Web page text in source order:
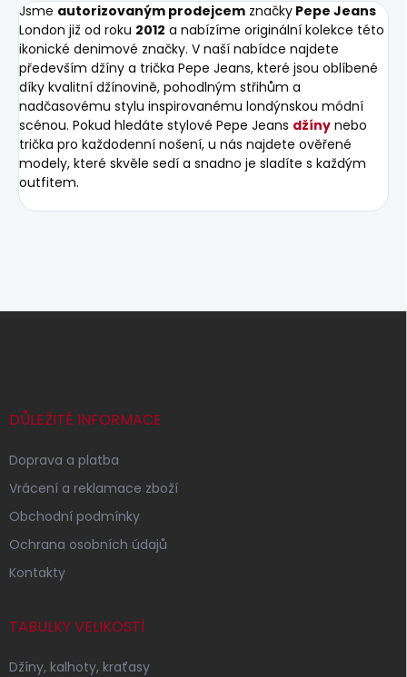
Jsme autorizovaným prodejcem značky Pepe Jeans
London již od roku 2012 a nabízíme originální kolekce této
ikonické denimové značky. V naší nabídce najdete
především džíny a trička Pepe Jeans, které jsou oblíbené
díky kvalitní džínovině, pohodlným střihům a
nadčasovému stylu inspirovanému londýnskou módní
scénou. Pokud hledáte stylové Pepe Jeans džíny nebo
trička pro každodenní nošení, u nás najdete ověřené
modely, které skvěle sedí a snadno je sladíte s každým
outfitem.
Z
DŮLEŽITÉ INFORMACE
Doprava a platba
Vrácení a reklamace zboží
Obchodní podmínky
Ochrana osobních údajů
Kontakty
TABULKY VELIKOSTÍ
Džíny, kalhoty, kraťasy